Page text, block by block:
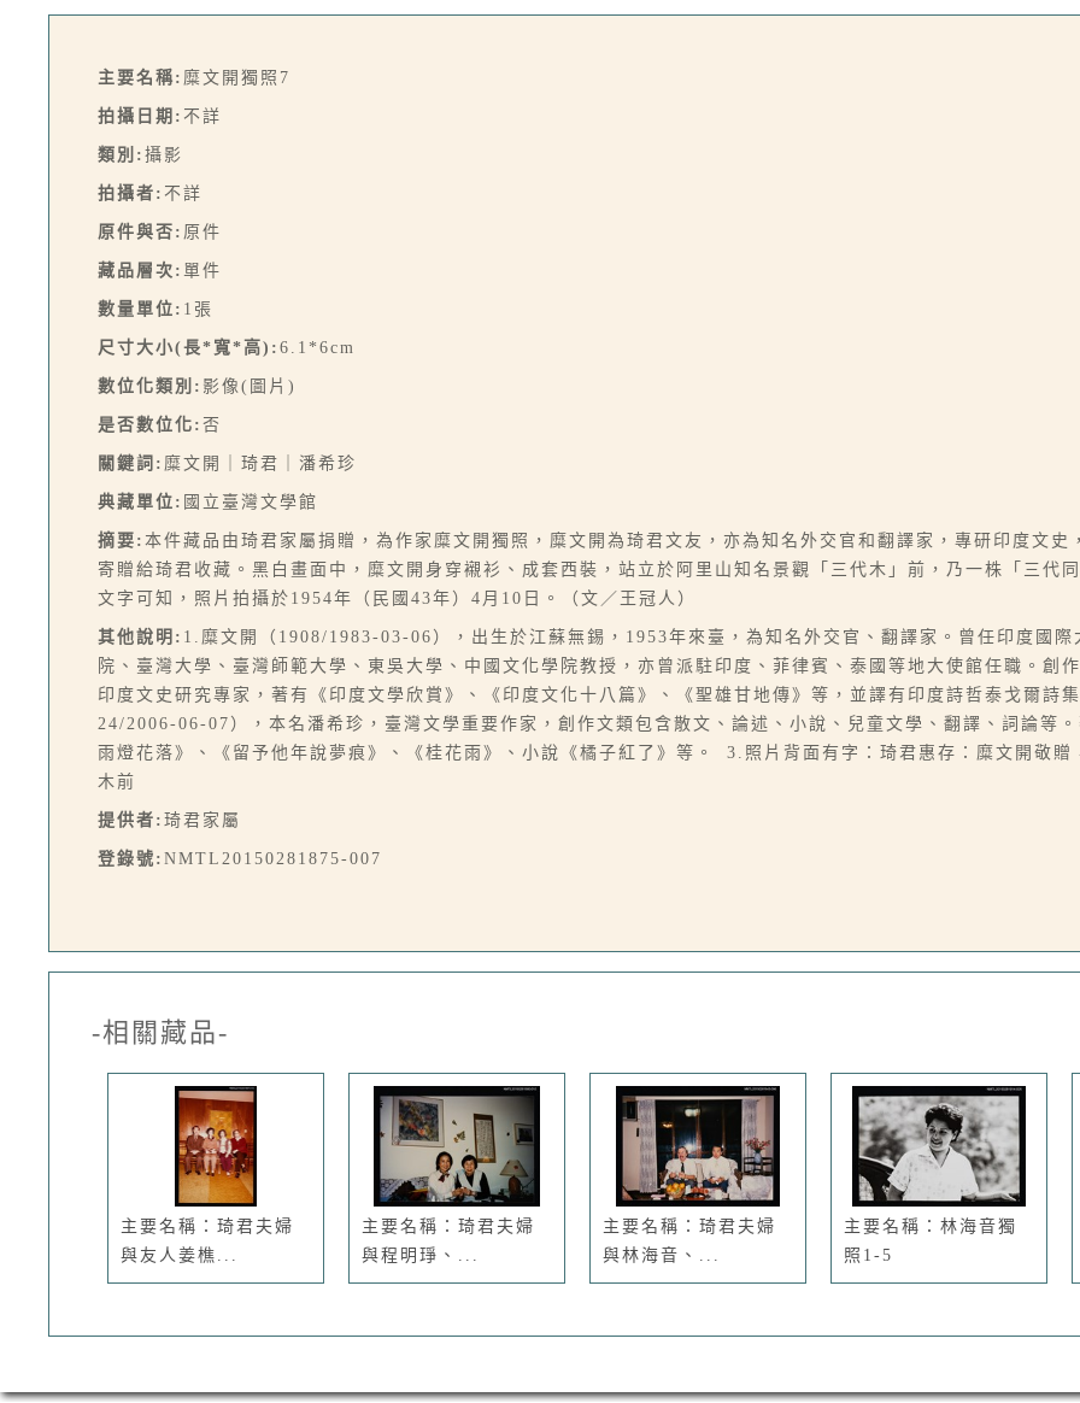
主要名稱: 糜文開獨照7
拍攝日期: 不詳
類別: 攝影
拍攝者: 不詳
原件與否: 原件
藏品層次: 單件
數量單位: 1張
尺寸大小(長*寬*高): 6.1*6cm
數位化類別: 影像(圖片)
是否數位化: 否
關鍵詞: 糜文開｜琦君｜潘希珍
典藏單位: 國立臺灣文學館
摘要: 本件藏品由琦君家屬捐贈，為作家糜文開獨照，糜文開為琦君文友，亦為知名外交官和翻譯家，專研印度文
寄贈給琦君收藏。黑白畫面中，糜文開身穿襯衫、成套西裝，站立於阿里山知名景觀「三代木」前，乃一株「三代
文字可知，照片拍攝於1954年（民國43年）4月10日。（文／王冠人）
其他說明: 1.糜文開（1908/1983-03-06），出生於江蘇無錫，1953年來臺，為知名外交官、翻譯家。曾任印度國
院、臺灣大學、臺灣師範大學、東吳大學、中國文化學院教授，亦曾派駐印度、菲律賓、泰國等地大使館任職。創
印度文史研究專家，著有《印度文學欣賞》、《印度文化十八篇》、《聖雄甘地傳》等，並譯有印度詩哲泰戈爾
24/2006-06-07），本名潘希珍，臺灣文學重要作家，創作文類包含散文、論述、小說、兒童文學、翻譯、詞論等
雨燈花落》、《留予他年說夢痕》、《桂花雨》、小說《橘子紅了》等。 3.照片背面有字：琦君惠存：糜文開敬
木前
提供者: 琦君家屬
登錄號: NMTL20150281875-007
-相關藏品-
主要名稱：琦君夫婦
與友人姜樵...
主要名稱：琦君夫婦
與程明琤、...
主要名稱：琦君夫婦
與林海音、...
主要名稱：林海音獨
照1-5